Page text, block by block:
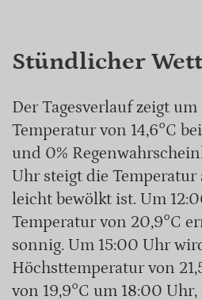
Stündlicher
Der Tagesverlauf zeigt
Temperatur von 14,6°C
und 0%
Uhr steigt die Temperatur
leicht bewölkt ist. Um
Temperatur von 20,9°C
sonnig. Um 15:00 Uhr
Höchsttemperatur von
von 19,9°C um 18:00